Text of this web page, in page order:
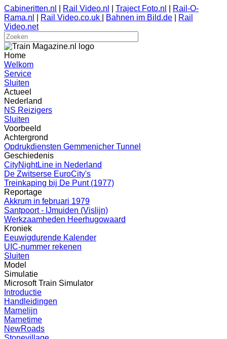
Cabineritten.nl Rail Video.nl Traject Foto.nl
Rail-O-
Rama.nl
Rail Video.co.uk Bahnen im Bild.de
Rail
Video.net
Home
Welkom
Service
Sluiten
Actueel
Nederland
NS Reizigers
Sluiten
Voorbeeld
Achtergrond
Opdrukdiensten Gemmenicher Tunnel
Geschiedenis
CityNightLine in Nederland
De Zwitserse EuroCity's
Treinkaping bij De Punt (1977)
Reportage
Akkrum in februari 1979
Santpoort - IJmuiden (Vislijn)
Werkzaamheden Heerhugowaard
Kroniek
Eeuwigdurende Kalender
UIC-nummer rekenen
Sluiten
Model
Simulatie
Microsoft Train Simulator
Introductie
Handleidingen
Marnelijn
Marnetime
NewRoads